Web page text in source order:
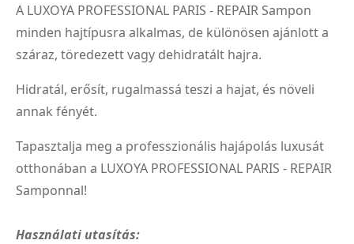
A LUXOYA PROFESSIONAL PARIS - REPAIR Sampon
minden hajtípusra alkalmas, de különösen ajánlott a
száraz, töredezett vagy dehidratált hajra.
Hidratál, erősít, rugalmassá teszi a hajat, és növeli
annak fényét.
Tapasztalja meg a professzionális hajápolás luxusát
otthonában a LUXOYA PROFESSIONAL PARIS - REPAIR
Samponnal!
Használati utasítás: